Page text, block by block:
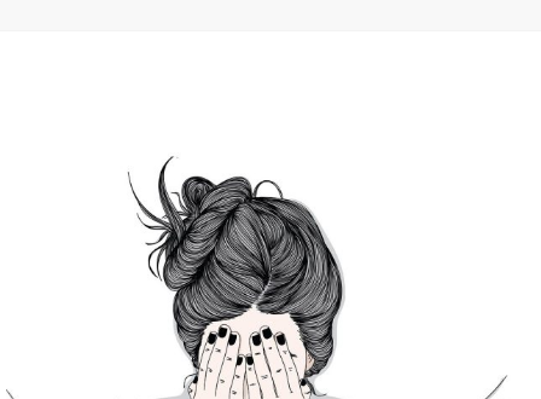
בלוג מיניות – ענת בן דוד